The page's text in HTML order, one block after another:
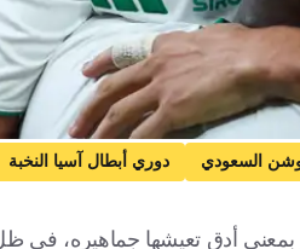
السعودي دوري أبطال آسيا النخبة
بمعنى أدق تعيشها جماهيره،